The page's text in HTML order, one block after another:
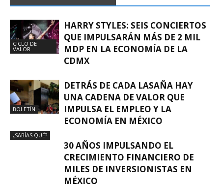
CICLO DE
VALOR
HARRY STYLES: SEIS CONCIERTOS
QUE IMPULSARÁN MÁS DE 2 MIL
MDP EN LA ECONOMÍA DE LA
CDMX
BOLETÍN
DETRÁS DE CADA LASAÑA HAY
UNA CADENA DE VALOR QUE
IMPULSA EL EMPLEO Y LA
ECONOMÍA EN MÉXICO
¿SABÍAS QUÉ?
30 AÑOS IMPULSANDO EL
CRECIMIENTO FINANCIERO DE
MILES DE INVERSIONISTAS EN
MÉXICO